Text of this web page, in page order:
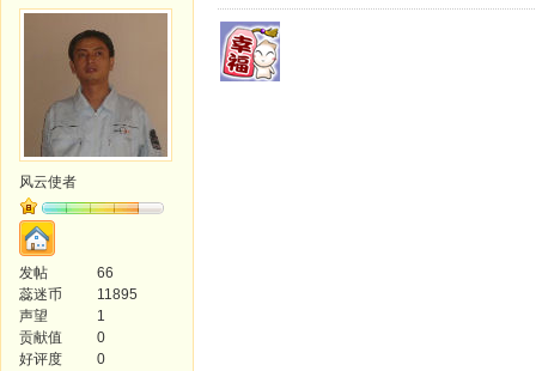
风云使者
发帖
66
蕊迷币
11895
声望
1
贡献值
0
好评度
0